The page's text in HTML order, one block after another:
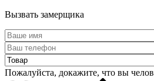
Вызвать замерщика
Пожалуйста, докажите, что вы